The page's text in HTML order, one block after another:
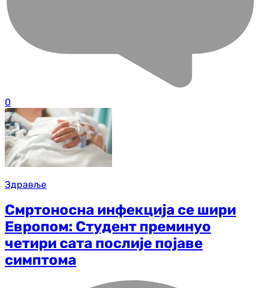
0
Здравље
Смртоносна инфекција се шири
Европом: Студент преминуо
четири сата послије појаве
симптома